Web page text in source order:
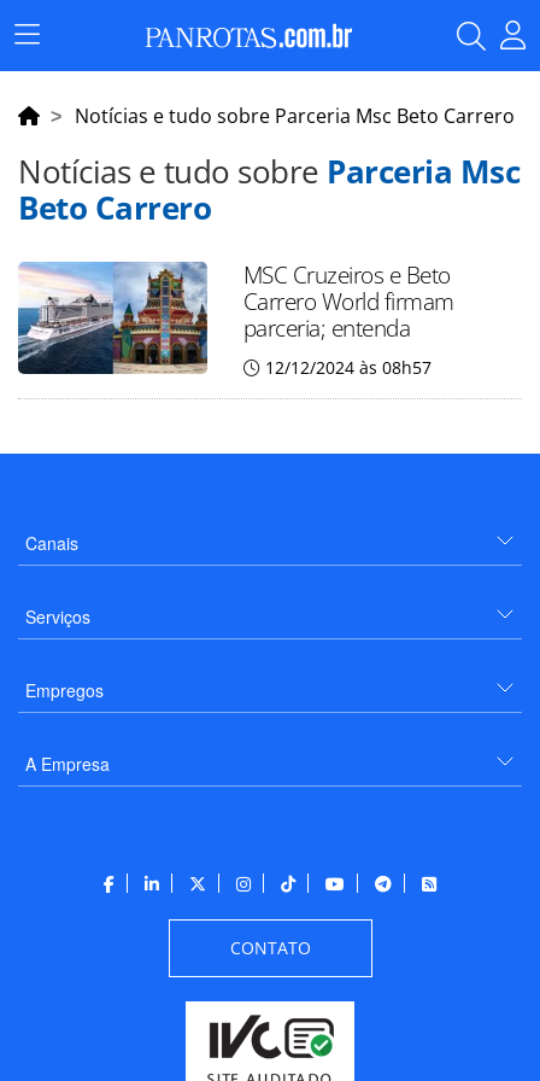
Menu
Principal
Notícias e tudo sobre Parceria Msc Beto Carrero
Notícias e tudo sobre Parceria Msc
Beto Carrero
MSC Cruzeiros e Beto
Carrero World firmam
parceria; entenda
12/12/2024 às 08h57
Canais
Serviços
Empregos
A Empresa
CONTATO